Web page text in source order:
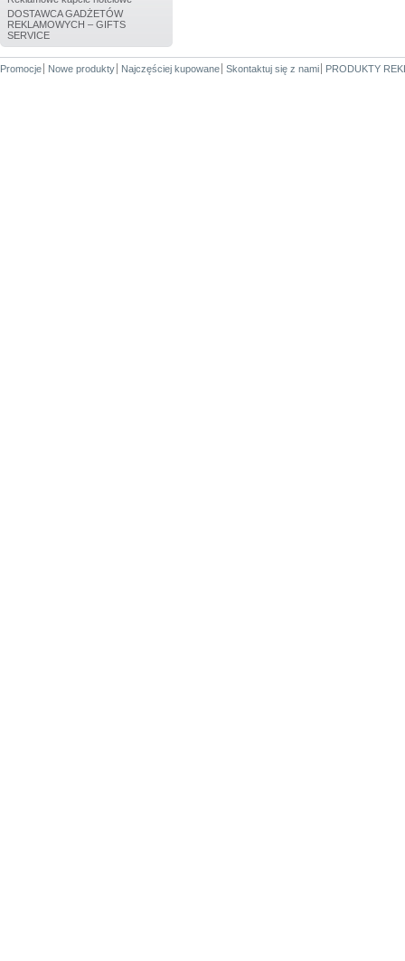
DOSTAWCA GADŻETÓW
REKLAMOWYCH – GIFTS
SERVICE
Promocje Nowe produkty Najczęściej kupowane Skontaktuj się z nami PRODUKTY